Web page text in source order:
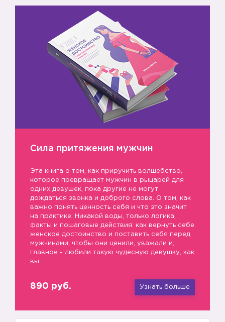
Сила притяжения мужчин
Эта книга о том, как приручить волшебство,
которое превращает мужчин в рыцарей для
одних девушек, пока другие не могут
дождаться звонка и доброго слова. О том, как
важно понять ценность себя и что это значит
на практике. Никакой воды, только логика,
факты и пошаговые действия: как вернуть себе
женское достоинство и поставить себя перед
мужчинами, чтобы они ценили, уважали и,
главное - любили такую чудесную девушку, как
вы.
890 руб. Узнать больше